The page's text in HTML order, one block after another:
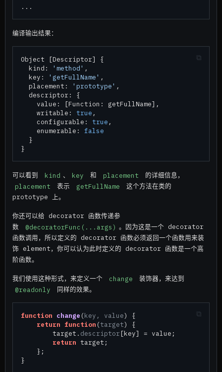
编译输出结果：
Object [Descriptor] {
  kind:
'method' ,
  key:
'getFullName' ,
  placement:
'prototype' ,
  descriptor: {
    value: [Function: getFullName],
    writable:
true ,
    configurable:
true ,
    enumerable:
false
  }
可以看到 kind 、 key 和 placement
的详细信息，
placement
表示 getFullName
这个方法在类的
prototype 上。
你还可以给 decorator 函数传递参
数
@decoratorFunc(...args) 。因为这是一个 decorator
函数调用，所以定义的 decorator 函数必须返回一个函数用来装
饰 element，你可以认为此时定义的 decorator 函数是一个高
阶函数。
我们使用这种形式，来定义一个 change
装饰器，来达到
@readonly
同样的效果。
function change (key, value) {
return
function (target) {
        target.
descriptor[key] = value;
return target;
    };
}